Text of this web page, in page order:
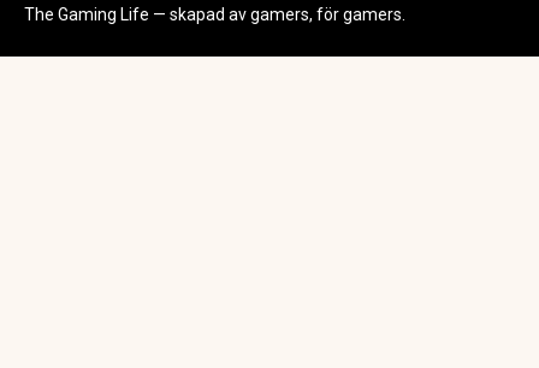
The Gaming Life — skapad av gamers, för gamers.